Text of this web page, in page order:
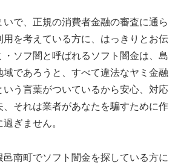
で、正規の消費者金融の審査に通ら
用を考えている方に、はっきりとお伝
・ソフ闇と呼ばれるソフト闇金は、島
であろうと、すべて違法なヤミ金融
いう言葉がついているから安心、対応
、それは業者があなたを騙すために作
ぎません。
邑南町でソフト闇金を探している方に